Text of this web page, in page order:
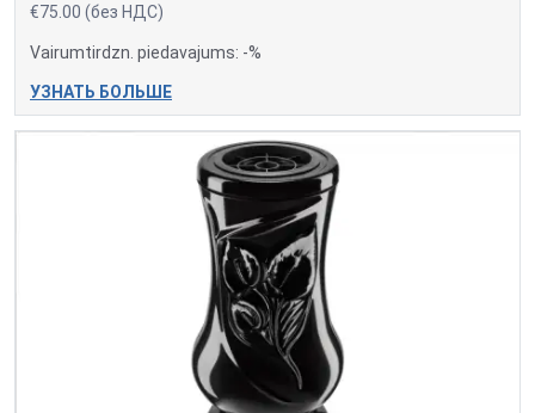
€75.00 (без НДС)
Vairumtirdzn. piedavajums: -%
УЗНАТЬ БОЛЬШЕ